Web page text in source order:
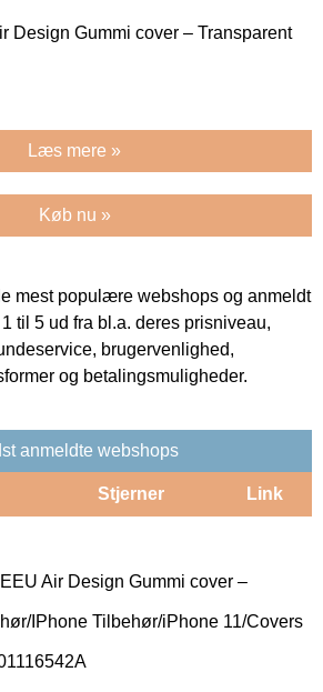
Design Gummi cover – Transparent
Læs mere »
Køb nu »
mest populære webshops og anmeldt
til 5 ud fra bl.a. deres prisniveau,
brugervenlighed,
og betalingsmuligheder.
anmeldte webshops
Stjerner Link
Air Design Gummi cover –
IPhone Tilbehør/iPhone 11/Covers